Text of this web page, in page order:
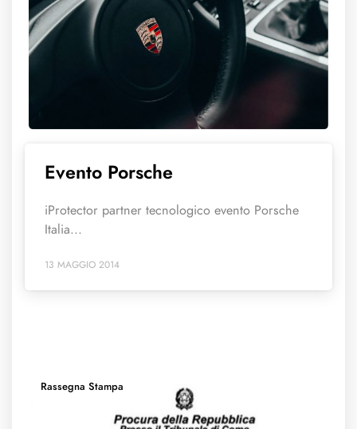
Evento Porsche
iProtector partner tecnologico evento Porsche
Italia...
13 MAGGIO 2014
Rassegna Stampa